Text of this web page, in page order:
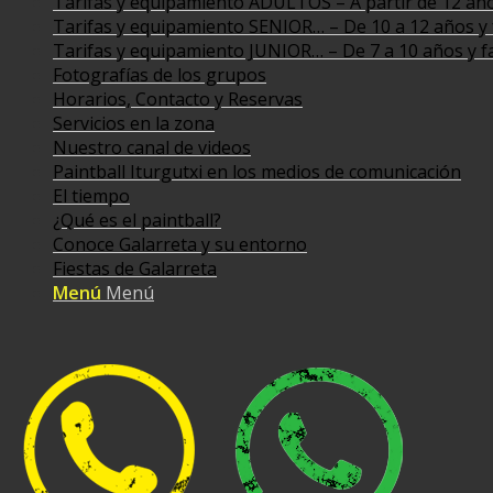
Tarifas y equipamiento SENIOR… – De 10 a 12 años
Tarifas y equipamiento JUNIOR… – De 7 a 10 años y
Fotografías de los grupos
Horarios, Contacto y Reservas
Servicios en la zona
Nuestro canal de videos
Paintball Iturgutxi en los medios de comunicación
El tiempo
¿Qué es el paintball?
Conoce Galarreta y su entorno
Fiestas de Galarreta
Menú Menú